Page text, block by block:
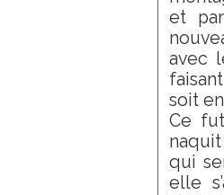
et
avec
soit
Ce
qui
elle